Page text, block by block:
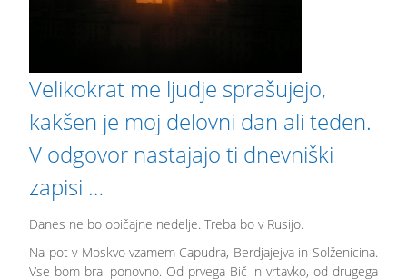
Velikokrat me ljudje sprašujejo,
kakšen je moj delovni dan ali teden.
V odgovor nastajajo ti dnevniški
zapisi …
Danes ne bo običajne nedelje. Treba bo v Rusijo.
Na pot v Moskvo vzamem Capudra, Berdjajejva in Solženicina.
Vse bom bral ponovno. Od prvega Bič in vrtavko, od drugega